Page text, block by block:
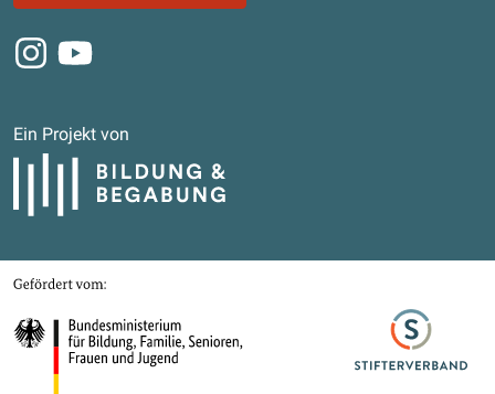
Instagram
Youtube
Ein Projekt von
Bildung und Begabung
Gefördert von
Bundesministerium für Bildung, Familie, Senioren, Frauen und Jugend
Stifterverband